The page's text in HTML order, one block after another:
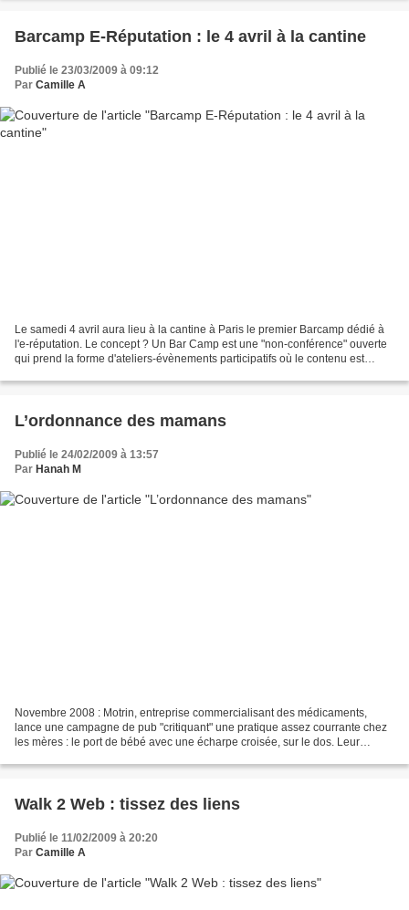
Barcamp E-Réputation : le 4 avril à la cantine
Publié le 23/03/2009 à 09:12
Par Camille A
Le samedi 4 avril aura lieu à la cantine à Paris le premier Barcamp dédié à
l'e-réputation. Le concept ? Un Bar Camp est une "non-conférence" ouverte
qui prend la forme d'ateliers-évènements participatifs où le contenu est
L’ordonnance des mamans
Publié le 24/02/2009 à 13:57
Par Hanah M
Novembre 2008 : Motrin, entreprise commercialisant des médicaments,
lance une campagne de pub "critiquant" une pratique assez courrante chez
les mères : le port de bébé avec une écharpe croisée, sur le dos. Leur
Walk 2 Web : tissez des liens
Publié le 11/02/2009 à 20:20
Par Camille A